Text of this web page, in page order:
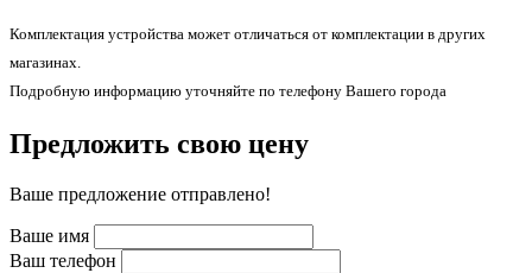
Комплектация устройства может отличаться от комплектации в других
магазинах.
Подробную информацию уточняйте по телефону Вашего города
Предложить свою цену
Ваше предложение отправлено!
Ваше имя
Ваш телефон